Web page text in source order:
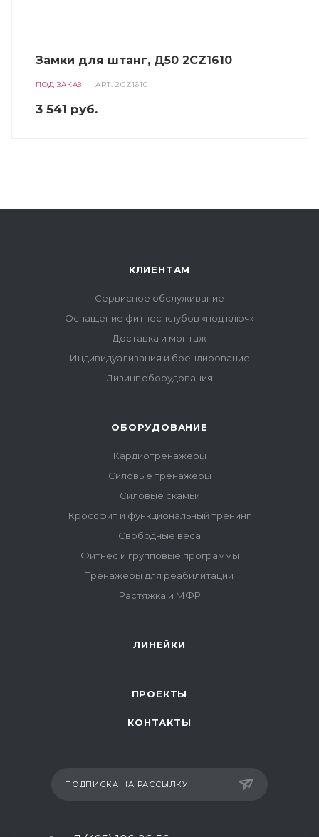
Замки для штанг, Д50 2CZ1610
ПОД ЗАКАЗ АРТ.2CZ1610
3 541 руб.
КЛИЕНТАМ
Сервисное обслуживание
Оснащение фитнес-клубов «под ключ»
Доставка и монтаж
Индивидуализация и брендирование
Лизинг оборудования
ОБОРУДОВАНИЕ
Кардиотренажеры
Силовые тренажеры
Силовые скамьи
Кроссфит и функциональный тренинг
Свободные веса
Фитнес и групповые программы
Тренажеры для реабилитации
Растяжка и МФР
ЛИНЕЙКИ
ПРОЕКТЫ
КОНТАКТЫ
ПОДПИСКА НА РАССЫЛКУ